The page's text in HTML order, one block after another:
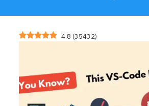
4.8 (35432)